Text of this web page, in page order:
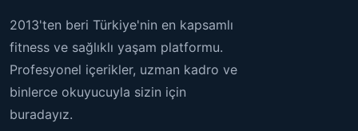
2013'ten beri Türkiye'nin en kapsamlı
fitness ve sağlıklı yaşam platformu.
Profesyonel içerikler, uzman kadro ve
binlerce okuyucuyla sizin için
buradayız.